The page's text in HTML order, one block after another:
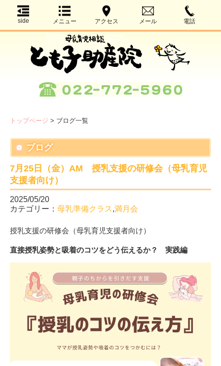
side メニュー アクセス メール 電話
トップページ > ブログ一覧
ブログ
7月25日（金）AM 授乳支援の研修会（母乳育児
支援者向け）
2025/05/20
カテゴリー： 母乳準備クラス,満月会
授乳支援の研修会（母乳育児支援者向け）
直接授乳姿勢と吸着のコツをどう伝えるか？ 実践編